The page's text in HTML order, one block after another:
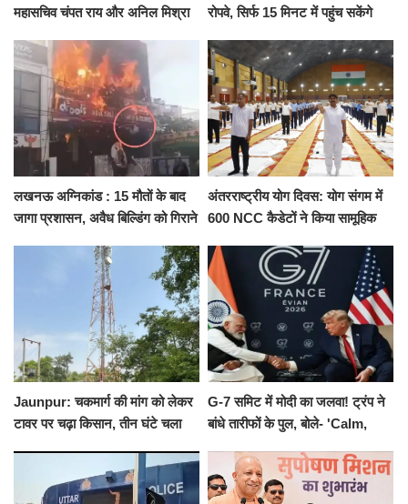
महासचिव चंपत राय और अनिल मिश्रा
को नहीं...
रोपवे, सिर्फ 15 मिनट में पहुंच सकेंगे
किराया
लखनऊ अग्निकांड : 15 मौतों के बाद
जागा प्रशासन, अवैध बिल्डिंग को गिराने
अंतरराष्ट्रीय योग दिवस: योग संगम में
600 NCC कैडेटों ने किया सामूहिक
संकल्प
Jaunpur: चकमार्ग की मांग को लेकर
टावर पर चढ़ा किसान, तीन घंटे चला
G-7 समिट में मोदी का जलवा! ट्रंप ने
बांधे तारीफों के पुल, बोले- 'Calm,